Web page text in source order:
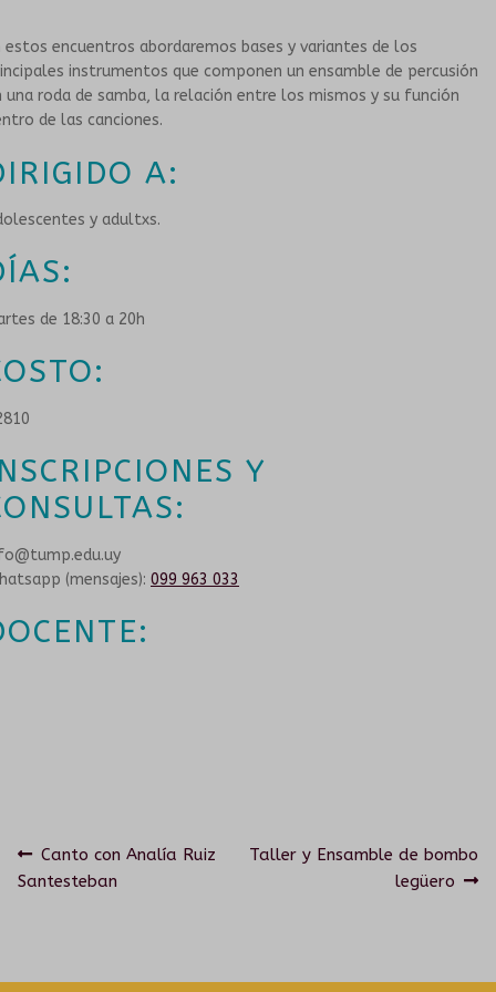
DOCENTES
EN LOS BARRIOS
MURGA JOVEN
EN INSTITUCIONES EDUCATIVAS
HISTORIA
PROPUESTAS ARTÍSTICAS
NOTICIAS
GALERIA
CONVENIOS
CONTACTO
estos encuentros abordaremos bases y variantes de los
instrumentos que componen un ensamble de percusión
una roda de samba, la relación entre los mismos y su función
de las canciones.
A:
y adultxs.
de 18:30 a 20h
Y
(mensajes): 099 963 033
Navegación
entradas
Anterior:
Canto con Analía Ruiz
Santesteban
Siguiente:
Taller y Ensamble de bombo
legüero